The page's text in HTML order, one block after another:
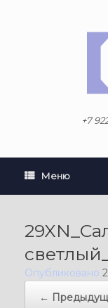
+7
Меню
Опубликовано
←